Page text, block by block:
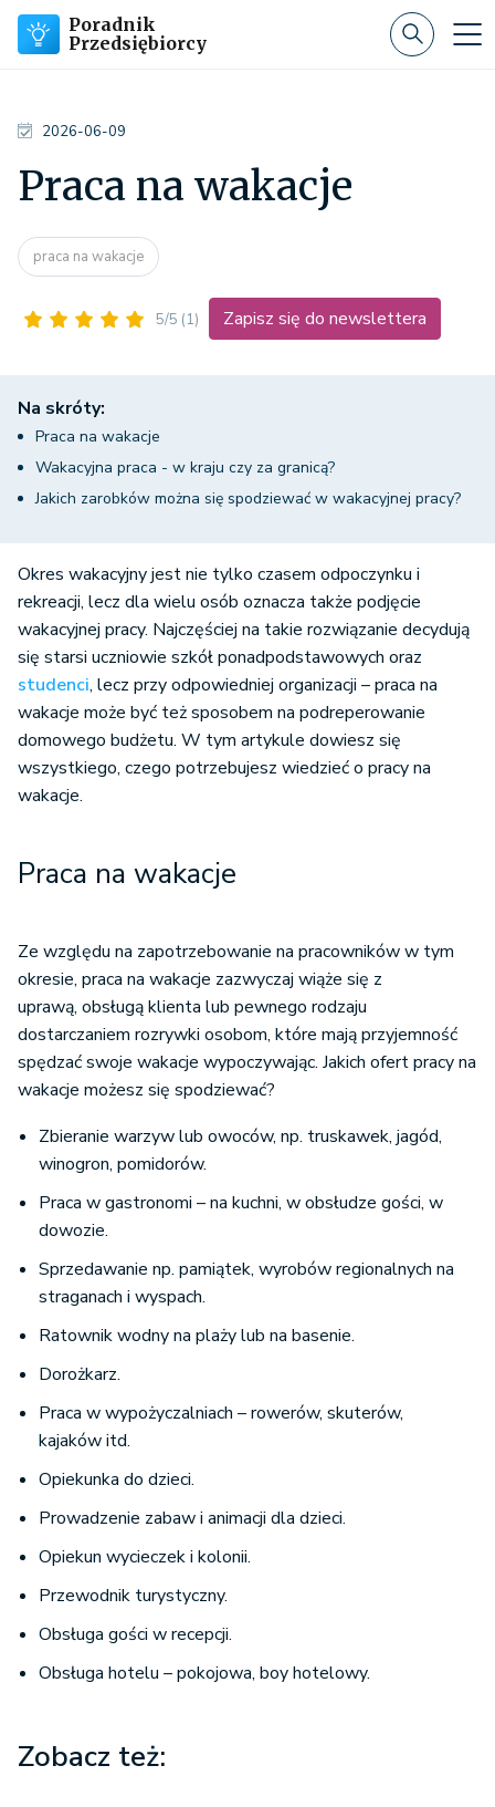
Poradnik
Przedsiębiorcy
2026-06-09
Praca na wakacje
praca na wakacje
5/5 (1) Zapisz się do newslettera
Na skróty:
Praca na wakacje
Wakacyjna praca - w kraju czy za granicą?
Jakich zarobków można się spodziewać w wakacyjnej pracy?
Okres wakacyjny jest nie tylko czasem odpoczynku i
rekreacji, lecz dla wielu osób oznacza także podjęcie
wakacyjnej pracy. Najczęściej na takie rozwiązanie decydują
się starsi uczniowie szkół ponadpodstawowych oraz
studenci, lecz przy odpowiedniej organizacji – praca na
wakacje może być też sposobem na podreperowanie
domowego budżetu. W tym artykule dowiesz się
wszystkiego, czego potrzebujesz wiedzieć o pracy na
wakacje.
Praca na wakacje
Ze względu na zapotrzebowanie na pracowników w tym
okresie, praca na wakacje zazwyczaj wiąże się z
uprawą, obsługą klienta lub pewnego rodzaju
dostarczaniem rozrywki osobom, które mają przyjemność
spędzać swoje wakacje wypoczywając. Jakich ofert pracy na
wakacje możesz się spodziewać?
Zbieranie warzyw lub owoców, np. truskawek, jagód,
winogron, pomidorów.
Praca w gastronomi – na kuchni, w obsłudze gości, w
dowozie.
Sprzedawanie np. pamiątek, wyrobów regionalnych na
straganach i wyspach.
Ratownik wodny na plaży lub na basenie.
Dorożkarz.
Praca w wypożyczalniach – rowerów, skuterów,
kajaków itd.
Opiekunka do dzieci.
Prowadzenie zabaw i animacji dla dzieci.
Opiekun wycieczek i kolonii.
Przewodnik turystyczny.
Obsługa gości w recepcji.
Obsługa hotelu – pokojowa, boy hotelowy.
Zobacz też: